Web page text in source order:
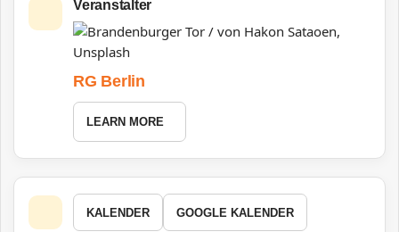
Veranstalter
RG Berlin
LEARN MORE
KALENDER GOOGLE KALENDER